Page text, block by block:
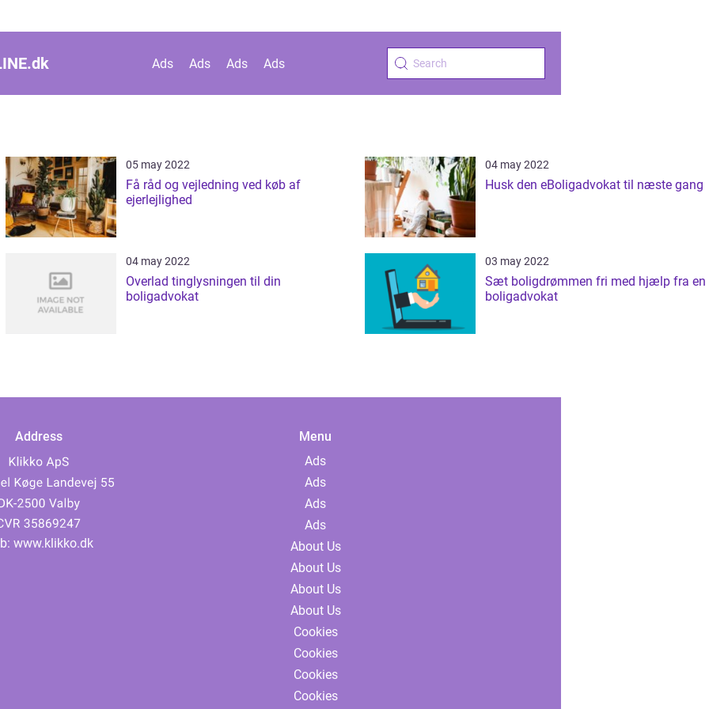
dk Ads Ads Ads Ads
05 may 2022
Få råd og vejledning ved køb af
ejerlejlighed
04 may 2022
Husk den eBoligadvokat til næste gang
04 may 2022
Overlad tinglysningen til din
boligadvokat
03 may 2022
Sæt boligdrømmen fri med hjælp fra en
boligadvokat
Address
www.klikko.dk
Menu
Ads
Ads
Ads
Ads
About Us
About Us
About Us
About Us
Cookies
Cookies
Cookies
Cookies